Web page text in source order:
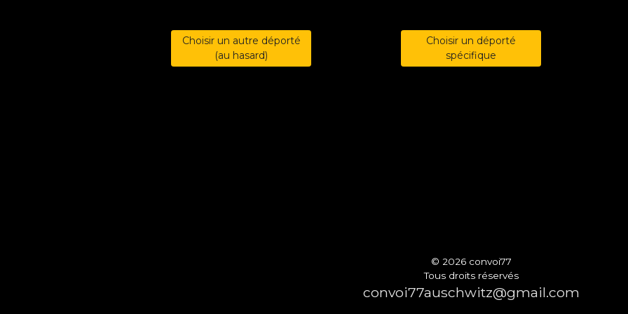
Choisir un autre déporté
(au hasard)
Choisir un déporté
spécifique
© 2026 convoi77
Tous droits réservés
convoi77auschwitz@gmail.com